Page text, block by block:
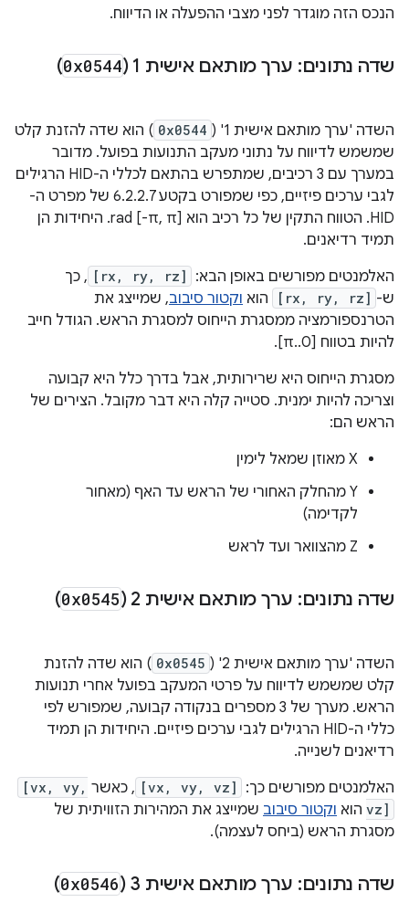
הנכס הזה מוגדר לפני מצבי ההפעלה או הדיווח.
שדה נתונים: ערך מותאם אישית 1 ( 0x0544
)
השדה 'ערך מותאם אישית 1' ( 0x0544 ) הוא שדה להזנת קלט
שמשמש לדיווח על נתוני מעקב התנועות בפועל. מדובר
במערך עם 3 רכיבים, שמתפרש בהתאם לכללי ה-HID הרגילים
לגבי ערכים פיזיים, כפי שמפורט בקטע 6.2.2.7 של מפרט ה-
HID. הטווח התקין של כל רכיב הוא [‎-π, π] rad. היחידות הן
תמיד רדיאנים.
האלמנטים מפורשים באופן הבא:
[rx, ry, rz] , כך
ש- [rx, ry, rz] הוא וקטור סיבוב, שמייצג את
הטרנספורמציה ממסגרת הייחוס למסגרת הראש. הגודל חייב
להיות בטווח [0..π].
מסגרת הייחוס היא שרירותית, אבל בדרך כלל היא קבועה
וצריכה להיות ימנית. סטייה קלה היא דבר מקובל. הצירים של
הראש הם:
X מאוזן שמאל לימין
Y מהחלק האחורי של הראש עד האף (מאחור
לקדימה)
Z מהצוואר ועד לראש
שדה נתונים: ערך מותאם אישית 2 ( 0x0545
)
השדה 'ערך מותאם אישית 2' ( 0x0545 ) הוא שדה להזנת
קלט שמשמש לדיווח על פרטי המעקב בפועל אחרי תנועות
הראש. מערך של 3 מספרים בנקודה קבועה, שמפורש לפי
כללי ה-HID הרגילים לגבי ערכים פיזיים. היחידות הן תמיד
רדיאנים לשנייה.
האלמנטים מפורשים כך:
[vx, vy, vz] , כאשר [vx, vy,
vz] הוא וקטור סיבוב שמייצג את המהירות הזוויתית של
מסגרת הראש (ביחס לעצמה).
שדה נתונים: ערך מותאם אישית 3 ( 0x0546
)